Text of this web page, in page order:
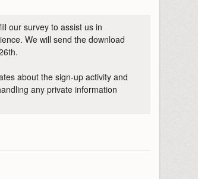
our survey to assist us in
We will send the download
about the sign-up activity and
any private information